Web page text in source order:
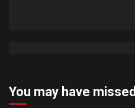
You may have missed